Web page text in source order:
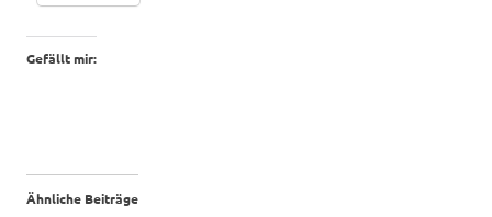
Gefällt mir:
Ähnliche Beiträge